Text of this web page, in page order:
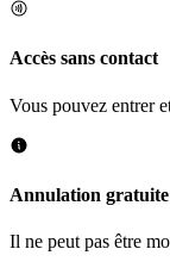
Accès sans contact
Vous pouvez entrer
Annulation gratuite
Il ne peut pas être